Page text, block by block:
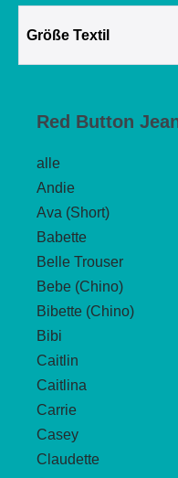
Größe Textil
Red Button
alle
Andie
Ava (Short)
Babette
Belle Trouser
Bebe (Chino)
Bibette (Chino)
Bibi
Caitlin
Caitlina
Carrie
Casey
Claudette